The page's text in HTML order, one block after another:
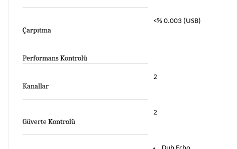
Çarpıtma
<% 0.003 (USB)
Performans Kontrolü
Kanallar
2
Güverte Kontrolü
2